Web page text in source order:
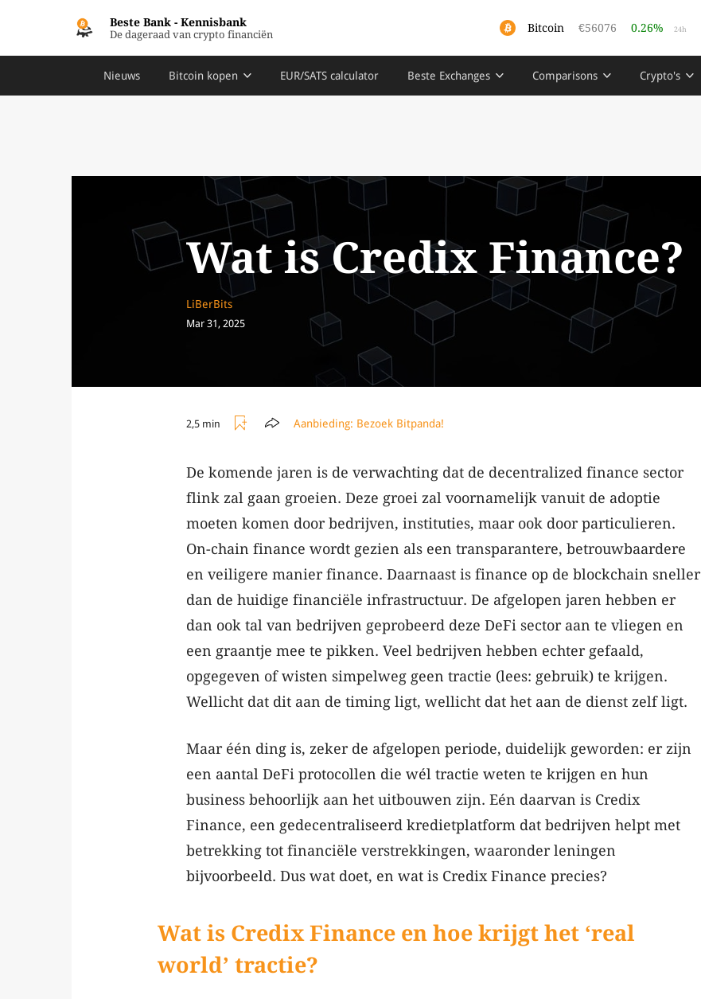
Beste Bank - Kennisbank
De dageraad van crypto financiën Bitcoin €56076 0.26% 24h
Nieuws Bitcoin kopen EUR/SATS calculator Beste Exchanges Comparisons Crypto's
Wat is Credix Finance?
LiBerBits
Mar 31, 2025
2,5 min Aanbieding: Bezoek Bitpanda!
De komende jaren is de verwachting dat de decentralized finance sector
flink zal gaan groeien. Deze groei zal voornamelijk vanuit de adoptie
moeten komen door bedrijven, instituties, maar ook door particulieren.
On-chain finance wordt gezien als een transparantere, betrouwbaardere
en veiligere manier finance. Daarnaast is finance op de blockchain sneller
dan de huidige financiële infrastructuur. De afgelopen jaren hebben er
dan ook tal van bedrijven geprobeerd deze DeFi sector aan te vliegen en
een graantje mee te pikken. Veel bedrijven hebben echter gefaald,
opgegeven of wisten simpelweg geen tractie (lees: gebruik) te krijgen.
Wellicht dat dit aan de timing ligt, wellicht dat het aan de dienst zelf ligt.
Maar één ding is, zeker de afgelopen periode, duidelijk geworden: er zijn
een aantal DeFi protocollen die wél tractie weten te krijgen en hun
business behoorlijk aan het uitbouwen zijn. Eén daarvan is Credix
Finance, een gedecentraliseerd kredietplatform dat bedrijven helpt met
betrekking tot financiële verstrekkingen, waaronder leningen
bijvoorbeeld. Dus wat doet, en wat is Credix Finance precies?
Wat is Credix Finance en hoe krijgt het ‘real
world’ tractie?